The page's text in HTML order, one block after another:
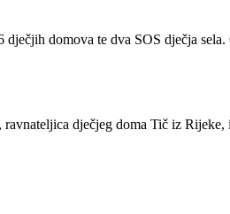
domova te dva SOS dječja
dječjeg doma Tič iz